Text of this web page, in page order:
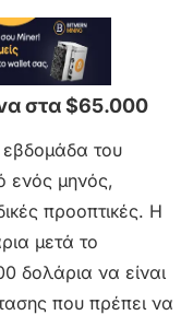
στα $65.000
εβδομάδα του
ενός μηνός,
προοπτικές. Η
μετά το
δολάρια να είναι
που πρέπει να